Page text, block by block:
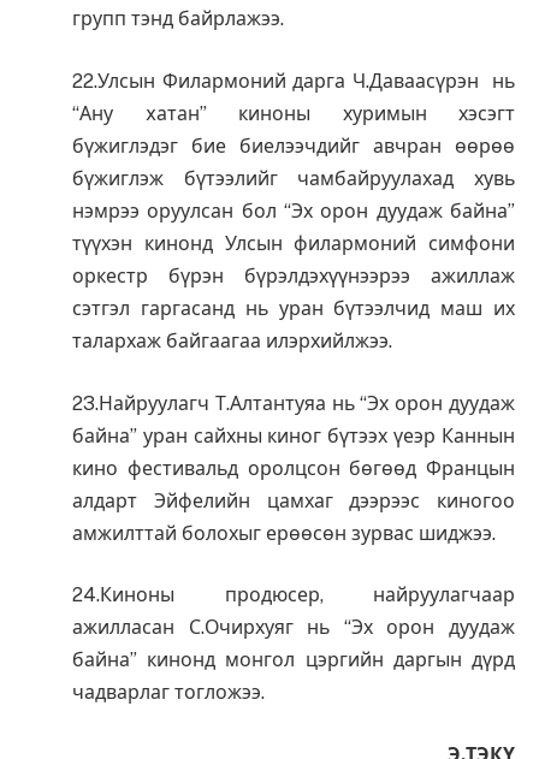
групп тэнд байрлажээ.
22.Улсын Филармоний дарга Ч.Даваасүрэн нь
“Ану xатан” киноны хуримын хэсэгт
бүжиглэдэг бие биелээчдийг авчран өөрөө
бүжиглэж бүтээлийг чамбайруулахад хувь
нэмрээ оруулсан бол “Эх орон дуудаж байна”
түүхэн кинонд Улсын филармоний симфони
оркестр бүрэн бүрэлдэхүүнээрээ ажиллаж
сэтгэл гаргасанд нь уран бүтээлчид маш их
талархаж байгаагаа илэрхийлжээ.
23.Найруулагч Т.Алтантуяа нь “Эх орон дуудаж
байна” уран сайхны киног бүтээх үеэр Каннын
кино фестивальд оролцсон бөгөөд Францын
алдарт Эйфелийн цамхаг дээрээс киногоо
амжилттай болохыг ерөөсөн зурвас шиджээ.
24.Киноны продюсер, найруулагчаар
ажилласан С.Очирхуяг нь “Эх орон дуудаж
байна” кинонд монгол цэргийн даргын дүрд
чадварлаг тогложээ.
Э.ТЭКҮ